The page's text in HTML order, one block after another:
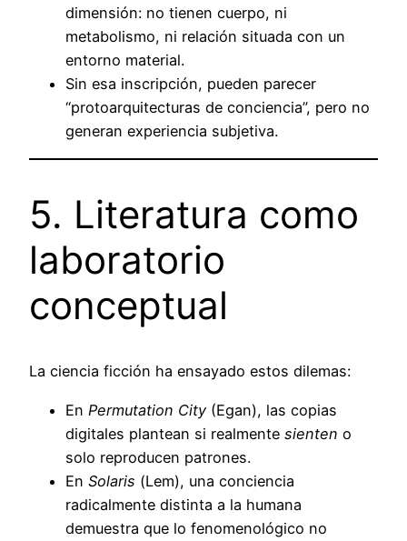
dimensión: no tienen cuerpo, ni
metabolismo, ni relación situada con un
entorno material.
Sin esa inscripción, pueden parecer
“protoarquitecturas de conciencia”, pero no
generan experiencia subjetiva.
5. Literatura como
laboratorio
conceptual
La ciencia ficción ha ensayado estos dilemas:
En Permutation City (Egan), las copias
digitales plantean si realmente sienten o
solo reproducen patrones.
En Solaris (Lem), una conciencia
radicalmente distinta a la humana
demuestra que lo fenomenológico no